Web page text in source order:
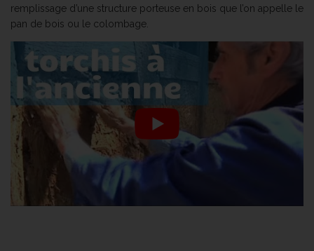
remplissage d’une structure porteuse en bois que l’on appelle le
pan de bois ou le colombage.